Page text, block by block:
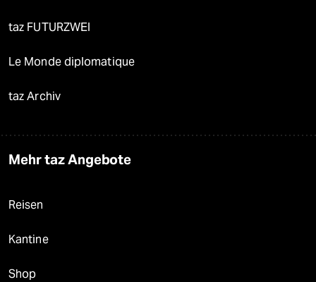
taz FUTURZWEI
Le Monde diplomatique
taz Archiv
Mehr taz Angebote
Reisen
Kantine
Shop